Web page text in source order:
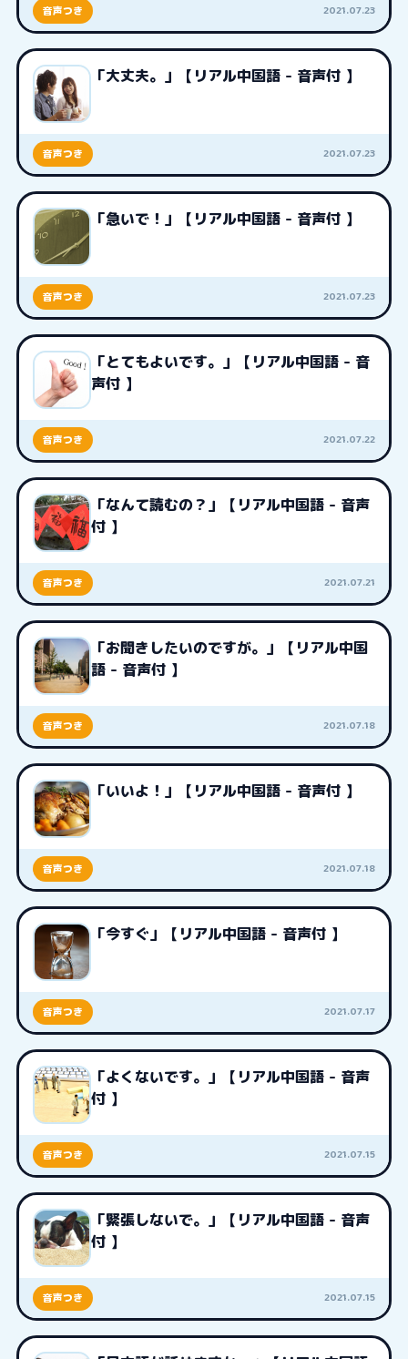
音声つき 2021.07.23
「大丈夫。」【リアル中国語 - 音声付 】
音声つき 2021.07.23
「急いで！」【リアル中国語 - 音声付 】
音声つき 2021.07.23
「とてもよいです。」【リアル中国語 - 音
声付 】
音声つき 2021.07.22
「なんて読むの？」【リアル中国語 - 音声
付 】
音声つき 2021.07.21
「お聞きしたいのですが。」【リアル中国
語 - 音声付 】
音声つき 2021.07.18
「いいよ！」【リアル中国語 - 音声付 】
音声つき 2021.07.18
「今すぐ」【リアル中国語 - 音声付 】
音声つき 2021.07.17
「よくないです。」【リアル中国語 - 音声
付 】
音声つき 2021.07.15
「緊張しないで。」【リアル中国語 - 音声
付 】
音声つき 2021.07.15